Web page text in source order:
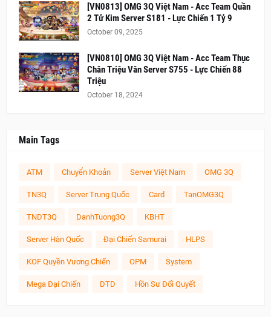
[VN0813] OMG 3Q Việt Nam - Acc Team Quần
2 Tử Kim Server S181 - Lực Chiến 1 Tỷ 9
October 09, 2025
[VN0810] OMG 3Q Việt Nam - Acc Team Thục
Chân Triệu Vân Server S755 - Lực Chiến 88
Triệu
October 18, 2024
Main Tags
ATM Chuyển Khoản Server Việt Nam OMG 3Q
TN3Q Server Trung Quốc Card TanOMG3Q
TNDT3Q DanhTuong3Q KBHT
Server Hàn Quốc Đại Chiến Samurai HLPS
KOF Quyền Vương Chiến OPM System
Mega Đại Chiến DTD Hồn Sư Đối Quyết